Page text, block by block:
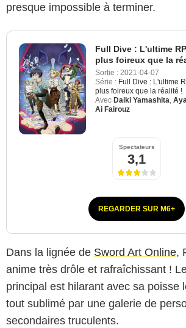
presque impossible à terminer.
Full Dive : L'ultime
plus foireux que la
Sortie : 2021-04-07
Série : Full Dive : L'ultime
plus foireux que la réalité !
Avec Daiki Yamashita,
Ai Fairouz
Spectateurs
3,1
REGARDER SUR M6+
Dans la lignée de Sword Art Online,
anime très drôle et rafraîchissant !
principal est hilarant avec sa poisse
tout sublimé par une galerie de
secondaires truculents.